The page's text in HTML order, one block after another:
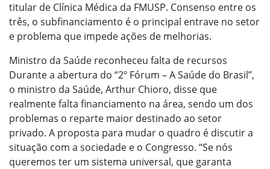
titular de Clínica Médica da FMUSP. Consenso entre os
três, o subfinanciamento é o principal entrave no setor
e problema que impede ações de melhorias.
Ministro da Saúde reconheceu falta de recursos
Durante a abertura do “2º Fórum – A Saúde do Brasil”,
o ministro da Saúde, Arthur Chioro, disse que
realmente falta financiamento na área, sendo um dos
problemas o reparte maior destinado ao setor
privado. A proposta para mudar o quadro é discutir a
situação com a sociedade e o Congresso. “Se nós
queremos ter um sistema universal, que garanta